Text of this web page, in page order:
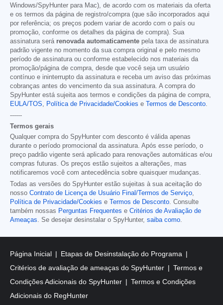
Windows/SpyHunter para Mac), de acordo com os materiais da oferta
e os termos da página de registro/compra (que são incorporados aqui
por referência; os preços podem variar de acordo com o país ou
promoção, conforme os detalhes da página de compra). Sua
assinatura será renovada automaticamente pela taxa de assinatura
padrão vigente no momento da sua compra original e pelo mesmo
período de assinatura ou conforme estabelecido nos materiais da
promoção/página de compra, desde que você seja um usuário
contínuo e ininterrupto da assinatura e receba um aviso das próximas
cobranças antes do vencimento da sua assinatura. A compra do
SpyHunter está sujeita aos termos e condições da página de compra,
EULA/TOS, Política de Privacidade/Cookies e Termos de Desconto.
------
Termos gerais
Qualquer compra do SpyHunter com desconto é válida apenas
durante o período promocional da assinatura. Após esse período, o
preço padrão vigente será aplicado para renovações automáticas e/ou
compras futuras. Os preços estão sujeitos a alterações, mas
notificaremos você com antecedência sobre quaisquer mudanças.
Todas as versões do SpyHunter estão sujeitas à sua aceitação do
nosso Contrato de Licença de Usuário Final/Termos de Serviço,
Política de Privacidade/Cookies e Termos de Desconto. Consulte
também nossas Perguntas Frequentes e Critérios de Avaliação de
Ameaças. Se desejar desinstalar o SpyHunter, saiba como.
Página Inicial
Etapas de Desinstalação do Programa
Critérios de avaliação de ameaças do SpyHunter
Termos e
Condições Adicionais do SpyHunter
Termos e Condições
Adicionais do RegHunter